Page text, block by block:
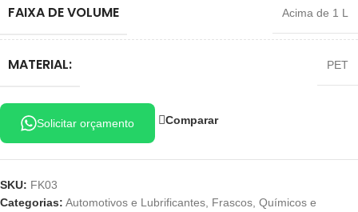
FAIXA DE VOLUME Acima de 1 L
MATERIAL: PET
Solicitar orçamento Comparar
SKU: FK03
Categorias: Automotivos e Lubrificantes Frascos Químicos e